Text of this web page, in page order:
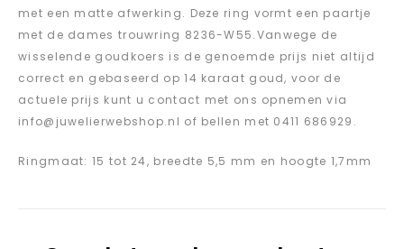
met een matte afwerking. Deze ring vormt een paartje
met de dames trouwring 8236-W55.Vanwege de
wisselende goudkoers is de genoemde prijs niet altijd
correct en gebaseerd op 14 karaat goud, voor de
actuele prijs kunt u contact met ons opnemen via
info@juwelierwebshop.nl of bellen met 0411 686929.
Ringmaat: 15 tot 24, breedte 5,5 mm en hoogte 1,7mm